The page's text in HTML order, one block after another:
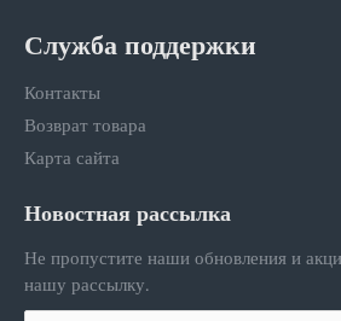
Служба поддержки
Контакты
Возврат товара
Карта сайта
Новостная рассылка
Не пропустите наши обновления и
нашу рассылку.